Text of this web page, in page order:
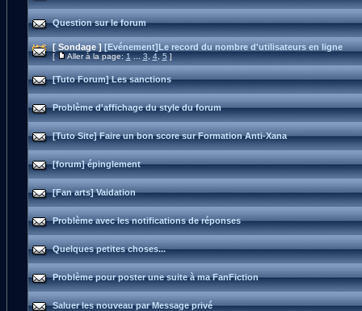
Question sur le forum
[ Sondage ] [Evénement]Le record du nombre d'utilisateurs en ligne
[ Aller à la page:1...3,4,5]
[Tuto Forum] Les sanctions
Problème d'affichage du style du forum
[Tuto Site] Faire un bon score sur Formation Anti-Xana
[forum] épinglement
[Fan arts] Vaidation
Problème avec les notifications de réponses
Quelques petites choses...
Problème pour poster une suite à ma FanFiction
Saluer les nouveau par Message privé